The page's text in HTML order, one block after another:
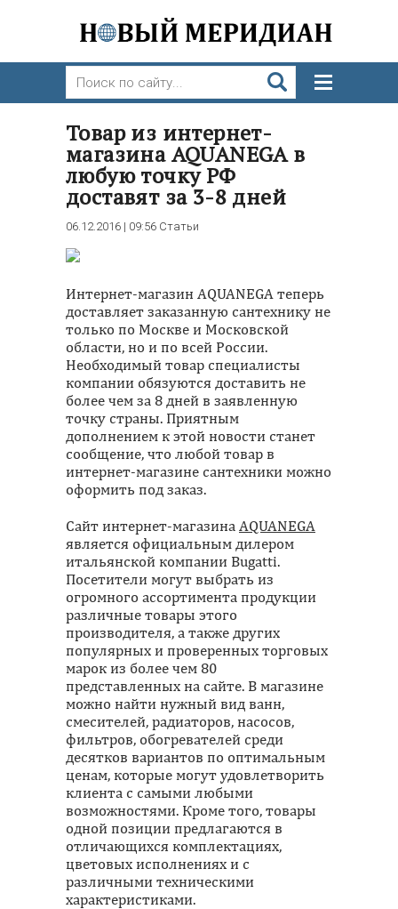
Товар из интернет-
магазина AQUANEGA в
любую точку РФ
доставят за 3-8 дней
06.12.2016 | 09:56 Статьи
Интернет-магазин AQUANEGA теперь
доставляет заказанную сантехнику не
только по Москве и Московской
области, но и по всей России.
Необходимый товар специалисты
компании обязуются доставить не
более чем за 8 дней в заявленную
точку страны. Приятным
дополнением к этой новости станет
сообщение, что любой товар в
интернет-магазине сантехники можно
оформить под заказ.
Сайт интернет-магазина AQUANEGA
является официальным дилером
итальянской компании Bugatti.
Посетители могут выбрать из
огромного ассортимента продукции
различные товары этого
производителя, а также других
популярных и проверенных торговых
марок из более чем 80
представленных на сайте. В магазине
можно найти нужный вид ванн,
смесителей, радиаторов, насосов,
фильтров, обогревателей среди
десятков вариантов по оптимальным
ценам, которые могут удовлетворить
клиента с самыми любыми
возможностями. Кроме того, товары
одной позиции предлагаются в
отличающихся комплектациях,
цветовых исполнениях и с
различными техническими
характеристиками.